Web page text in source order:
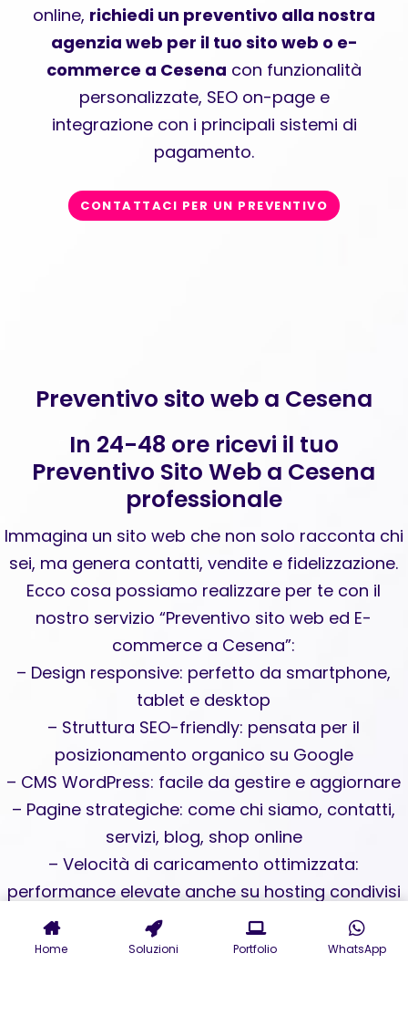
online, richiedi un preventivo alla nostra
agenzia web per il tuo sito web o e-
commerce a Cesena con funzionalità
personalizzate, SEO on-page e
integrazione con i principali sistemi di
pagamento.
CONTATTACI PER UN PREVENTIVO
Preventivo sito web a Cesena
In 24-48 ore ricevi il tuo
Preventivo Sito Web a Cesena
professionale
Immagina un sito web che non solo racconta chi
sei, ma genera contatti, vendite e fidelizzazione.
Ecco cosa possiamo realizzare per te con il
nostro servizio “Preventivo sito web ed E-
commerce a Cesena”:
– Design responsive: perfetto da smartphone,
tablet e desktop
– Struttura SEO-friendly: pensata per il
posizionamento organico su Google
– CMS WordPress: facile da gestire e aggiornare
– Pagine strategiche: come chi siamo, contatti,
servizi, blog, shop online
– Velocità di caricamento ottimizzata:
performance elevate anche su hosting condivisi
– Consulenza UX/UI: per un’esperienza utente
coinvolgente
Home Soluzioni Portfolio WhatsApp